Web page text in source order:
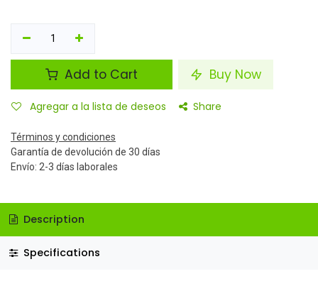
Add to Cart Buy Now
Agregar a la lista de deseos Share
Términos y condiciones
Garantía de devolución de 30 días
Envío: 2-3 días laborales
Description
Specifications